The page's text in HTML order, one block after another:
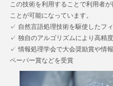
この技術を利用することで利用者
ことが可能になっています。
✓ 自然言語処理技術を駆使したフ
✓ 独自のアルゴリズムにより高精
✓ 情報処理学会で大会奨励賞や情
ペーパー賞などを受賞